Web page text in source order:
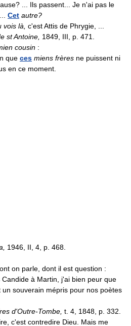
... Ils passent... Je n'ai pas le
... Cet autre?
vois là, c'est Attis de Phrygie, ...
st Antoine, 1849, III, p. 471.
cousin :
que ces miens frères ne puissent ni
en ce moment.
1946, II, 4, p. 468.
on parle, dont il est question :
à Martin, j'ai bien peur que
un souverain mépris pour nos poètes
d'Outre-Tombe, t. 4, 1848, p. 332.
c'est contredire Dieu. Mais me